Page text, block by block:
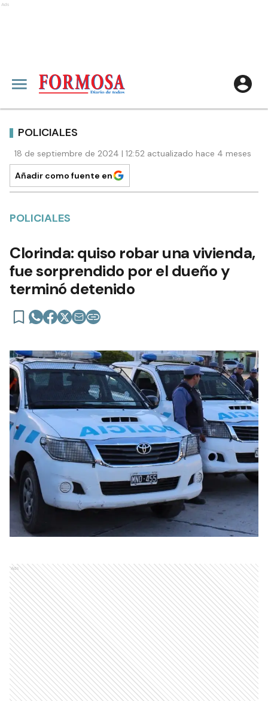
Ads
POLICIALES
18 de septiembre de 2024 | 12:52 actualizado hace 4 meses
Añadir como fuente en
POLICIALES
Clorinda: quiso robar una vivienda,
fue sorprendido por el dueño y
terminó detenido
Ads